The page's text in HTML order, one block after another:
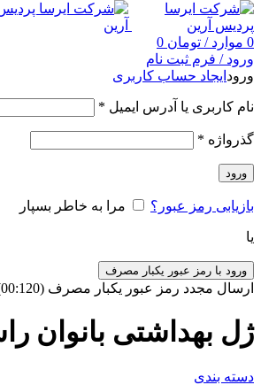
0 موارد / تومان
ورود / فرم ثبت نام
ورود ایجاد حساب کاربری
نام کاربری یا آدرس ایمیل *
گذرواژه *
ورود
بازیابی رمز عبور؟ مرا به خاطر بسپار
یا
ورود با رمز عبور یکبار مصرف
ارسال مجدد رمز عبور یکبار مصرف (00:
120
ژل بهداشتی بانوان
دسته بندی